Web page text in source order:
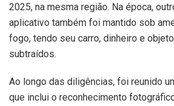
2025, na mesma região. Na época,
aplicativo também foi mantido sob
fogo, tendo seu carro, dinheiro e
subtraídos.
Ao longo das diligências, foi reunido
que inclui o reconhecimento